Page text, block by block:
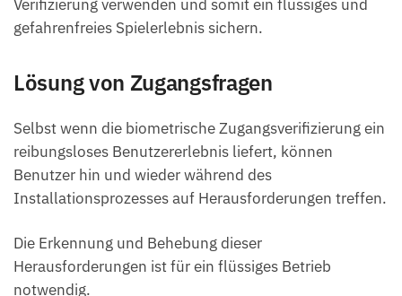
Verifizierung verwenden und somit ein flüssiges und
gefahrenfreies Spielerlebnis sichern.
Lösung von Zugangsfragen
Selbst wenn die biometrische Zugangsverifizierung ein
reibungsloses Benutzererlebnis liefert, können
Benutzer hin und wieder während des
Installationsprozesses auf Herausforderungen treffen.
Die Erkennung und Behebung dieser
Herausforderungen ist für ein flüssiges Betrieb
notwendig.